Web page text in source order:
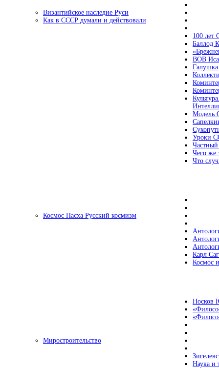
Византийское наследие Руси
Как в СССР думали и действовали
100 лет
Баллод
ВОВ
Модель
Уроки
Чего же
Что
Космос Пасха Русский космизм
Карл
Космос
Носков
Миростроительство
Наука и